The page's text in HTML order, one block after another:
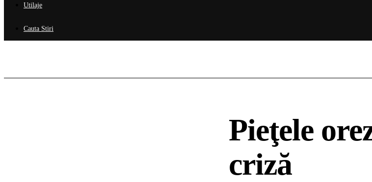
Utilaje
Cauta Stiri
Pieţele
criză